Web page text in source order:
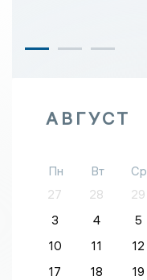
АВГУСТ
Пн Вт Ср
27
28 29
3
4 5
10
11 12
17
18 19